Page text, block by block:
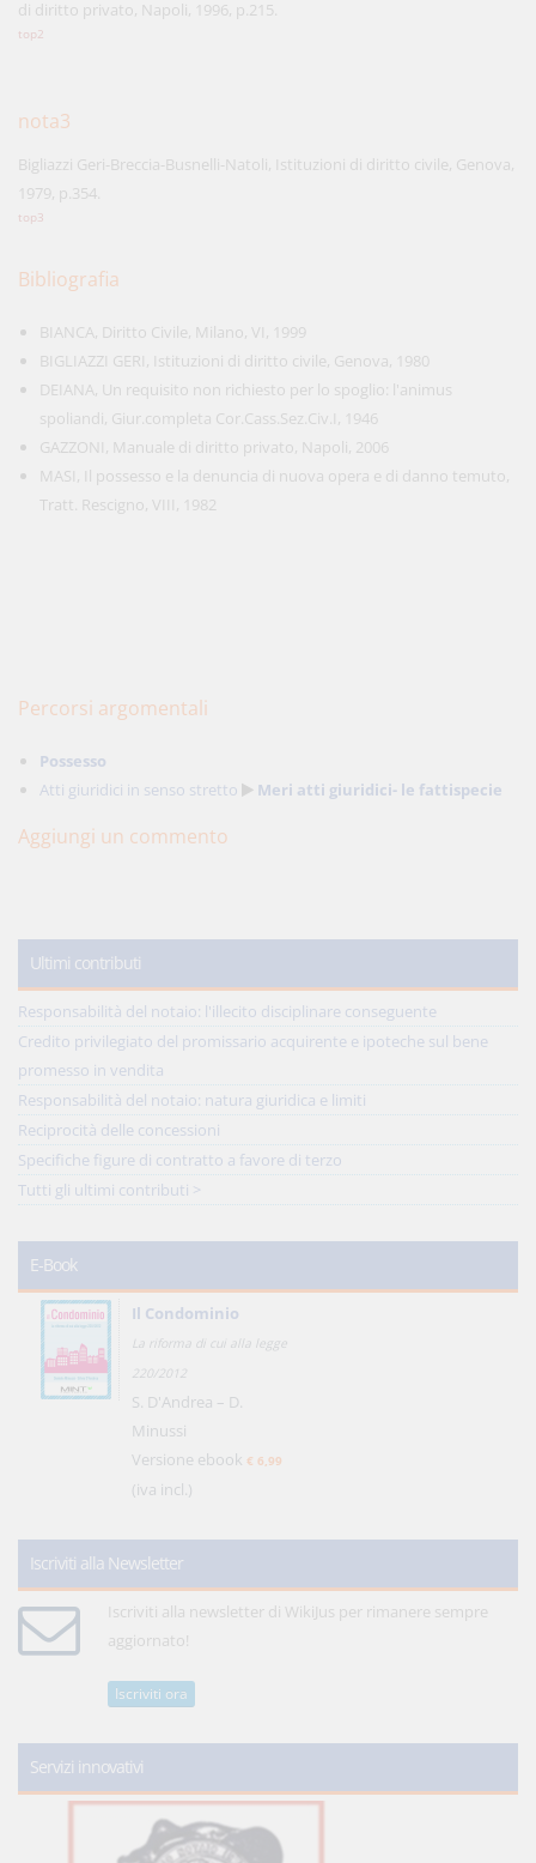
di diritto privato, Napoli, 1996, p.215.
top2
nota3
Bigliazzi Geri-Breccia-Busnelli-Natoli, Istituzioni di diritto civile, Genova,
1979, p.354.
top3
Bibliografia
BIANCA, Diritto Civile, Milano, VI, 1999
BIGLIAZZI GERI, Istituzioni di diritto civile, Genova, 1980
DEIANA, Un requisito non richiesto per lo spoglio: l'animus
spoliandi, Giur.completa Cor.Cass.Sez.Civ.I, 1946
GAZZONI, Manuale di diritto privato, Napoli, 2006
MASI, Il possesso e la denuncia di nuova opera e di danno temuto,
Tratt. Rescigno, VIII, 1982
Percorsi argomentali
Possesso
Atti giuridici in senso stretto
Meri atti giuridici- le fattispecie
Aggiungi un commento
Ultimi contributi
Responsabilità del notaio: l'illecito disciplinare conseguente
Credito privilegiato del promissario acquirente e ipoteche sul bene
promesso in vendita
Responsabilità del notaio: natura giuridica e limiti
Reciprocità delle concessioni
Specifiche figure di contratto a favore di terzo
Tutti gli ultimi contributi >
E-Book
Il Condominio
La riforma di cui alla legge
220/2012
S. D'Andrea – D.
Minussi
Versione ebook € 6,99
(iva incl.)
Iscriviti alla Newsletter
Iscriviti alla newsletter di WikiJus per rimanere sempre
aggiornato!
Iscriviti ora
Servizi innovativi